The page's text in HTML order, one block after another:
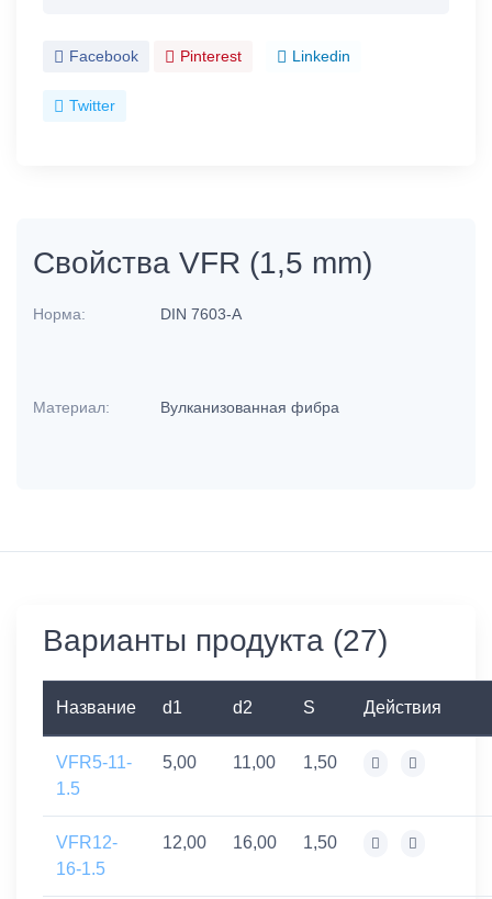
Facebook Pinterest Linkedin
Twitter
Свойства VFR (1,5 mm)
Норма: DIN 7603-A
Материал: Вулканизованная фибра
Варианты продукта (27)
Название d1 d2 S Действия
VFR5-11-
1.5
5,00 11,00 1,50
VFR12-
16-1.5
12,00 16,00 1,50